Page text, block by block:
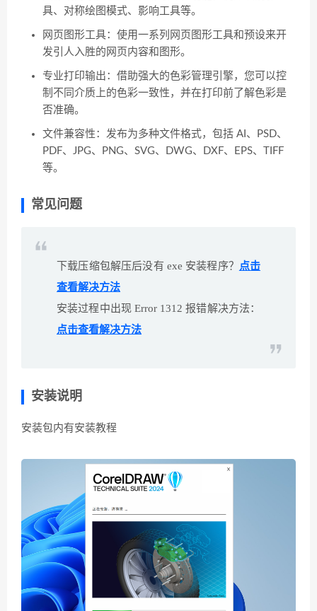
具、对称绘图模式、影响工具等。
网页图形工具：使用一系列网页图形工具和预设来开
发引人入胜的网页内容和图形。
专业打印输出：借助强大的色彩管理引擎，您可以控
制不同介质上的色彩一致性，并在打印前了解色彩是
否准确。
文件兼容性：发布为多种文件格式，包括 AI、PSD、
PDF、JPG、PNG、SVG、DWG、DXF、EPS、TIFF
等。
常见问题
下载压缩包解压后没有 exe 安装程序？
点击
查看解决方法
安装过程中出现 Error 1312 报错解决方法：
点击查看解决方法
安装说明
安装包内有安装教程